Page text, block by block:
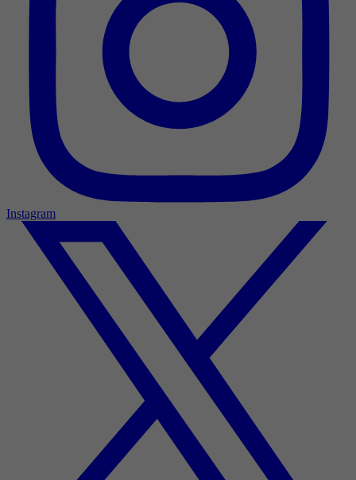
Instagram